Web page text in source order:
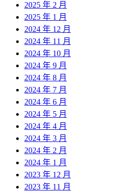
2025 年 2 月
2025 年 1 月
2024 年 12 月
2024 年 11 月
2024 年 10 月
2024 年 9 月
2024 年 8 月
2024 年 7 月
2024 年 6 月
2024 年 5 月
2024 年 4 月
2024 年 3 月
2024 年 2 月
2024 年 1 月
2023 年 12 月
2023 年 11 月